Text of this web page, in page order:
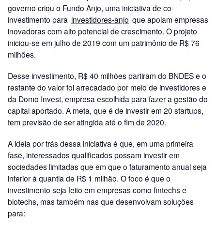
governo criou o Fundo Anjo, uma iniciativa de co-
investimento para investidores-anjo que apoiam empresas
inovadoras com alto potencial de crescimento. O projeto
iniciou-se em julho de 2019 com um patrimônio de R$ 76
milhões.
Desse investimento, R$ 40 milhões partiram do BNDES e o
restante do valor foi arrecadado por meio de investidores e
da Domo Invest, empresa escolhida para fazer a gestão do
capital aportado. A meta, que é de investir em 20 startups,
tem previsão de ser atingida até o fim de 2020.
A ideia por trás dessa iniciativa é que, em uma primeira
fase, interessados qualificados possam investir em
sociedades limitadas que em que o faturamento anual seja
inferior à quantia de R$ 1 milhão. O foco é que o
investimento seja feito em empresas como fintechs e
biotechs, mas também nas que desenvolvam soluções
para: